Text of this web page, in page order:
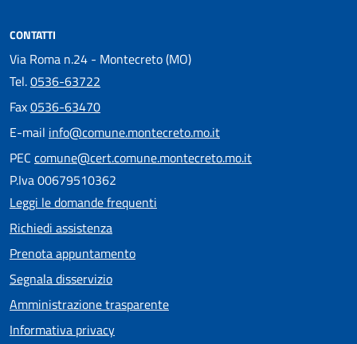
CONTATTI
Via Roma n.24 - Montecreto (MO)
Tel.0536-63722
Fax0536-63470
E-mail info@comune.montecreto.mo.it
PEC comune@cert.comune.montecreto.mo.it
P.Iva 00679510362
Leggi le domande frequenti
Richiedi assistenza
Prenota appuntamento
Segnala disservizio
Amministrazione trasparente
Informativa privacy